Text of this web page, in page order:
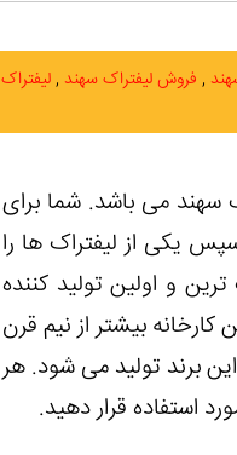
فروش لیفتراک سهند لیفتراک
سهند می باشد. شما برای
یکی از لیفتراک ها را
و اولین تولید کننده
بیشتر از نیم قرن
برند تولید می شود. هر
استفاده قرار دهید.